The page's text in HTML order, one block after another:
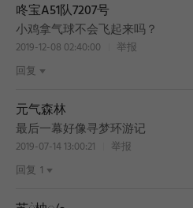
咚宝A51队7207号
小鸡拿气球不会飞起来吗？
2019-12-08 02:40:00
举报
回复
元气森林
最后一幕好像寻梦环游记
2019-07-14 13:00:21
举报
回复 1